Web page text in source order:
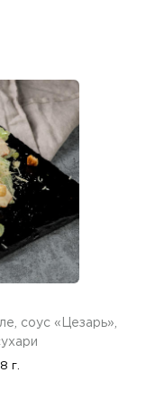
соус «Цезарь»,
г.